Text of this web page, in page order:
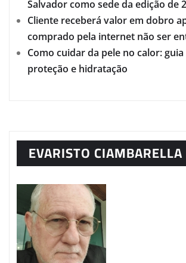
Salvador como sede da edição de
Cliente receberá valor em dobro
comprado pela internet não ser
Como cuidar da pele no calor:
proteção e hidratação
EVARISTO CIAMBARELLA